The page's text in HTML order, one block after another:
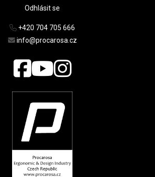
Odhlásit se
+420 704 705 666
info@procarosa.cz